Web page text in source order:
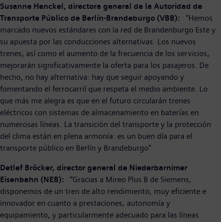
Susanne Henckel, directora general de la Autoridad de
Transporte Público de Berlín-Brandeburgo (VBB): "Hemos
marcado nuevos estándares con la red de Brandenburgo Este y
su apuesta por las conducciones alternativas. Los nuevos
trenes, así como el aumento de la frecuencia de los servicios,
mejorarán significativamente la oferta para los pasajeros. De
hecho, no hay alternativa: hay que seguir apoyando y
fomentando el ferrocarril que respeta el medio ambiente. Lo
que más me alegra es que en el futuro circularán trenes
eléctricos con sistemas de almacenamiento en baterías en
numerosas líneas. La transición del transporte y la protección
del clima están en plena armonía: es un buen día para el
transporte público en Berlín y Brandeburgo".
Detlef Bröcker, director general de Niederbarnimer
Eisenbahn (NEB): “Gracias a Mireo Plus B de Siemens,
disponemos de un tren de alto rendimiento, muy eficiente e
innovador en cuanto a prestaciones, autonomía y
equipamiento, y particularmente adecuado para las líneas